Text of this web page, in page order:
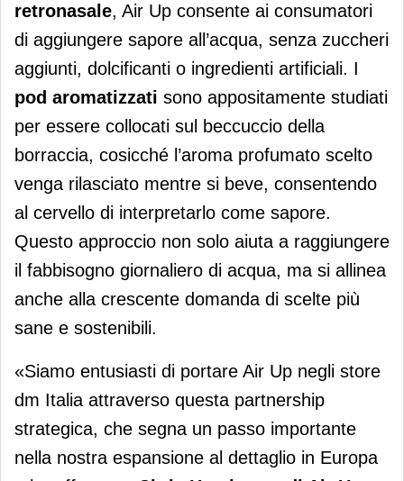
retronasale, Air Up consente ai consumatori
di aggiungere sapore all’acqua, senza zuccheri
aggiunti, dolcificanti o ingredienti artificiali. I
pod aromatizzati sono appositamente studiati
per essere collocati sul beccuccio della
borraccia, cosicché l’aroma profumato scelto
venga rilasciato mentre si beve, consentendo
al cervello di interpretarlo come sapore.
Questo approccio non solo aiuta a raggiungere
il fabbisogno giornaliero di acqua, ma si allinea
anche alla crescente domanda di scelte più
sane e sostenibili.
«Siamo entusiasti di portare Air Up negli store
dm Italia attraverso questa partnership
strategica, che segna un passo importante
nella nostra espansione al dettaglio in Europa